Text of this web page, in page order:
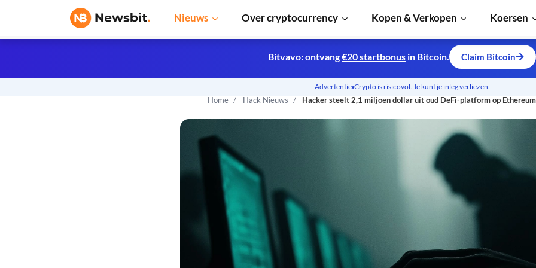
Nieuws Over cryptocurrency Kopen & Verkopen Koersen
Home Hack Nieuws Hacker steelt 2,1 miljoen dollar uit oud DeFi-platform op Ethereum
Bitvavo: ontvang€20 startbonus in Bitcoin. Claim Bitcoin
Advertentie Crypto is risicovol. Je kunt je inleg verliezen.